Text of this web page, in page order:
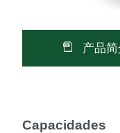
产品
Capacidades